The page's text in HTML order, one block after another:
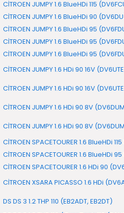
CİTROEN JUMPY 1.6 BlueHDi 115
CİTROEN JUMPY 1.6 BlueHDi 90
CİTROEN JUMPY 1.6 BlueHDi 95
CİTROEN JUMPY 1.6 BlueHDi 95
CİTROEN JUMPY 1.6 BlueHDi 95
CİTROEN JUMPY 1.6 HDi 90 16V
CİTROEN JUMPY 1.6 HDi 90 16V
CİTROEN JUMPY 1.6 HDi 90 8V
CİTROEN JUMPY 1.6 HDi 90 8V
CİTROEN SPACETOURER 1.6 BlueHDi
CİTROEN SPACETOURER 1.6 BlueHDi
CİTROEN SPACETOURER 1.6 HDi 90
CİTROEN XSARA PICASSO 1.6 HDi
DS DS 3 1.2 THP 110 (EB2ADT, EB2DT)